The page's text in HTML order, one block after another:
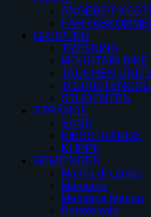
ANGEBOT
GRUPPEN
TREKKING
MOUNTAIN BIKE
TAUCHEN UND
STUDENTEN
STRÄNDE
SAND
KIESSTRÄNDE
KLIPPE
GEMEINDEN
Marina di campo
Marciana
Marciana Marina
Portoferraio